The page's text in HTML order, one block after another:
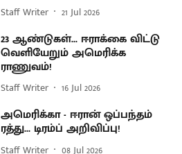
Staff Writer 21 Jul 2026
23 ஆண்டுகள்... ஈராக்கை விட்டு
வெளியேறும் அமெரிக்க
ராணுவம்!
Staff Writer 16 Jul 2026
அமெரிக்கா - ஈரான் ஒப்பந்தம்
ரத்து... டிரம்ப் அறிவிப்பு!
Staff Writer 08 Jul 2026